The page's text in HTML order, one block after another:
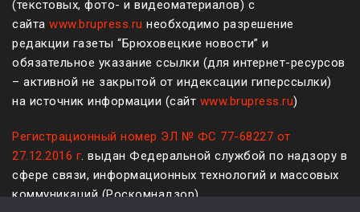
(текстовых, фото- и видеоматериалов) с
сайта www.brupress.ru необходимо разрешение
редакции газеты “Брюховецкие новости” и
обязательное указание ссылки (для интернет-ресурсов
– активной не закрытой от индексации гиперссылки)
на источник информации (сайт www.brupress.ru)
Регистрационный номер ЭЛ № ФС 77-68227 от
27.12.2016 г. выдан Федеральной службой по надзору в
сфере связи, информационных технологий и массовых
коммуникаций (Роскомнадзор)